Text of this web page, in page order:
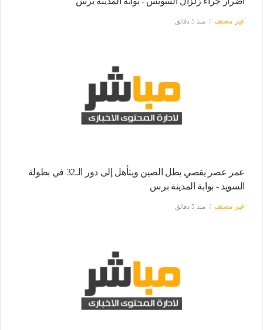
غير مصنف منذ 5 دقائق
عمر عصر يقصي بطل الصين ويتأهل إلى دور الـ32 في بطولة
السويد - بوابة المدينة برس
غير مصنف منذ 5 دقائق